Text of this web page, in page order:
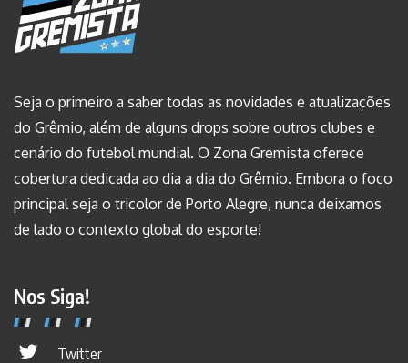
Seja o primeiro a saber todas as novidades e atualizações
do Grêmio, além de alguns drops sobre outros clubes e
cenário do futebol mundial. O Zona Gremista oferece
cobertura dedicada ao dia a dia do Grêmio. Embora o foco
principal seja o tricolor de Porto Alegre, nunca deixamos
de lado o contexto global do esporte!
Nos Siga!
Twitter